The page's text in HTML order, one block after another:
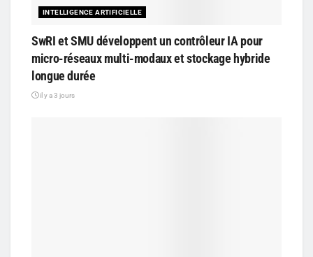
INTELLIGENCE ARTIFICIELLE
SwRI et SMU développent un contrôleur IA pour
micro-réseaux multi-modaux et stockage hybride
longue durée
il y a 3 jours